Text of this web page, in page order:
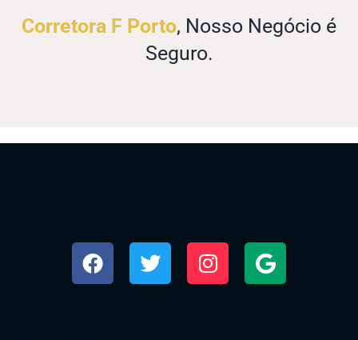
Corretora F Porto, Nosso Negócio é
Seguro.